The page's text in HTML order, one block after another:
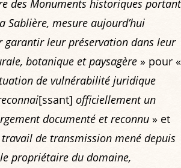
des Monuments historiques portant
Sablière, mesure aujourd’hui
garantir leur préservation dans leur
botanique et paysagère » pour «
de vulnérabilité juridique
[ssant] officiellement un
documenté et reconnu » et
de transmission mené depuis
propriétaire du domaine,